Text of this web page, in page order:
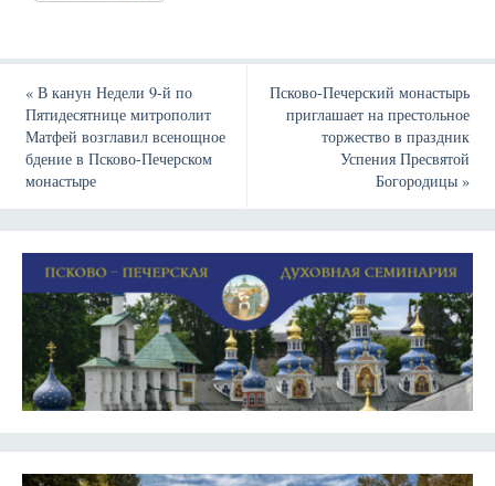
«В канун Недели 9-й по
Пятидесятнице митрополит
Матфей возглавил всенощное
бдение в Псково-Печерском
монастыре
Псково-Печерский монастырь
приглашает на престольное
торжество в праздник
Успения Пресвятой
Богородицы»